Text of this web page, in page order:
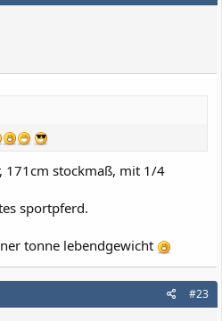
171cm stockmaß, mit 1/4
sportpferd.
tonne lebendgewicht
#23